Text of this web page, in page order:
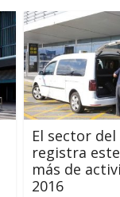
El sector
registra
más de
2016